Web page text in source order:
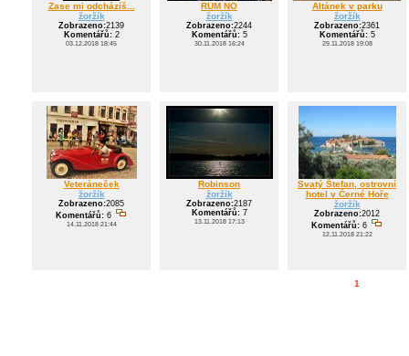
Zase mi odcházíš...
žoržík
Zobrazeno:2139
Komentářů:2
03.12.2018 18:45
RUM NO
žoržík
Zobrazeno:2244
Komentářů:5
30.11.2018 16:24
Altánek v parku
žoržík
Zobrazeno:2361
Komentářů:5
29.11.2018 19:08
Veteráneček
žoržík
Zobrazeno:2085
Komentářů: 6
14.11.2018 21:44
Robinson
žoržík
Zobrazeno:2187
Komentářů:7
13.11.2018 17:13
Svatý Štefan, ostrovní
hotel v Černé Hoře
žoržík
Zobrazeno:2012
Komentářů: 6
12.11.2018 21:22
1